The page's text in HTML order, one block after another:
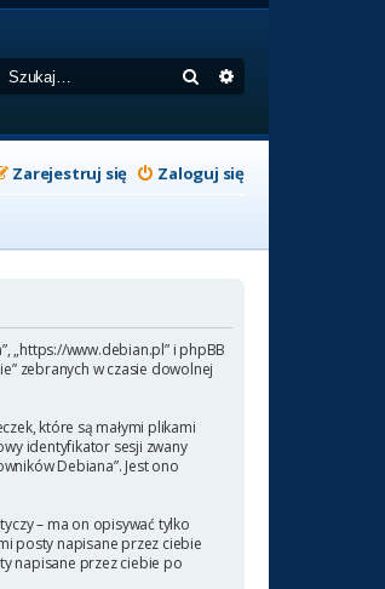
Szukaj
Zaloguj się
Zarejestruj się
„https://www.debian.pl” i phpBB
zebranych w czasie dowolnej
które są małymi plikami
identyfikator sesji zwany
Debiana”. Jest ono
– ma on opisywać tylko
posty napisane przez ciebie
napisane przez ciebie po